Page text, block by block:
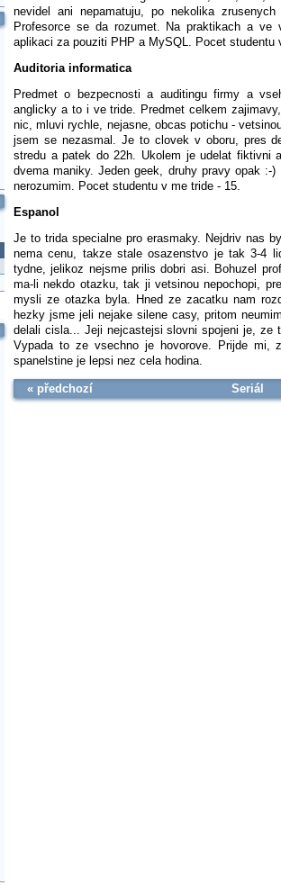
nevidel ani nepamatuju, po nekolika
Profesorce se da rozumet. Na praktikach a ve
aplikaci za pouziti PHP a MySQL. Pocet studentu
Auditoria informatica
Predmet o bezpecnosti a auditingu firmy a
anglicky a to i ve tride. Predmet celkem
nic, mluvi rychle, nejasne, obcas potichu -
jsem se nezasmal. Je to clovek v oboru, pres
stredu a patek do 22h. Ukolem je udelat fiktivni
dvema maniky. Jeden geek, druhy pravy opak :-
nerozumim. Pocet studentu v me tride - 15.
Espanol
Je to trida specialne pro erasmaky. Nejdriv nas
nema cenu, takze stale osazenstvo je tak 3-4
tydne, jelikoz nejsme prilis dobri asi. Bohuzel
ma-li nekdo otazku, tak ji vetsinou nepochopi,
mysli ze otazka byla. Hned ze zacatku nam
hezky jsme jeli nejake silene casy, pritom
delali cisla... Jeji nejcastejsi slovni spojeni je, ze
Vypada to ze vsechno je hovorove. Prijde
spanelstine je lepsi nez cela hodina.
« předchozí Seriál